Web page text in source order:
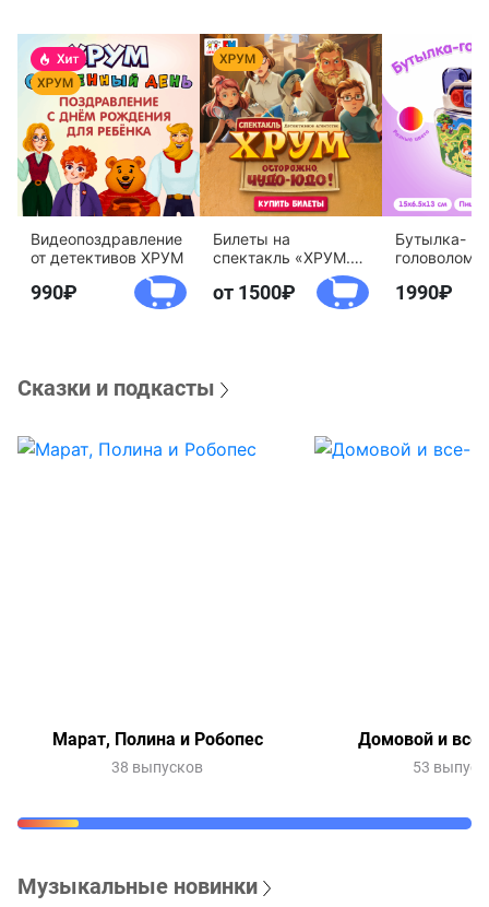
Видеопоздравление
от детективов ХРУМ
990
Билеты на
спектакль «ХРУМ.
Осторожно, Чудо-
Юдо!»
от 1500
Бутылка-
агентство
1990
Сказки и подкасты
Марат, Полина и Робопес
38 выпусков
Домовой и все-
53
Музыкальные новинки